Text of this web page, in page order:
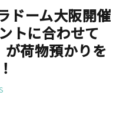
ドーム大阪開催
トに合わせて
が荷物預かりを